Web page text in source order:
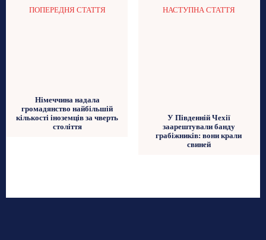
ПОПЕРЕДНЯ СТАТТЯ
Німеччина надала
громадянство найбільшій
кількості іноземців за чверть
століття
НАСТУПНА СТАТТЯ
У Південній Чехії
заарештували банду
грабіжників: вони крали
свиней